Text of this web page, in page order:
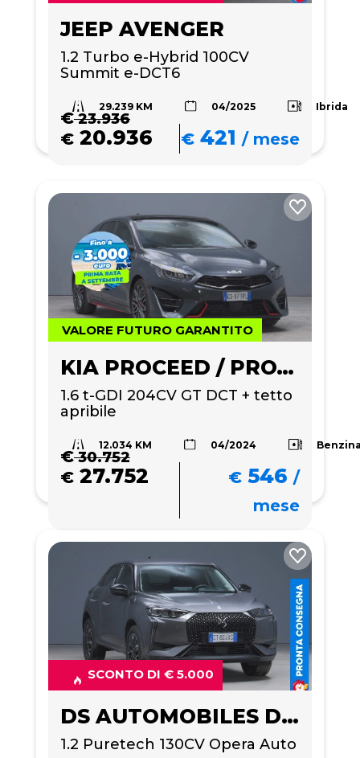
JEEP AVENGER
1.2 Turbo e-Hybrid 100CV
Summit e-DCT6
29.239 KM 04/2025 Ibrida
€23.936
€ 20.936 € 421 /mese
VALORE FUTURO GARANTITO
KIA PROCEED / PRO_CEE'D
1.6 t-GDI 204CV GT DCT + tetto
apribile
12.034 KM 04/2024
€30.752
€ 27.752 € 546 /
mese
SCONTO DI € 5.000
DS AUTOMOBILES DS 3
1.2 Puretech 130CV Opera Auto